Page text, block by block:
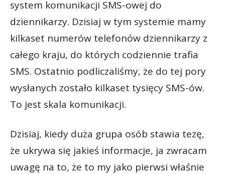
system komunikacji SMS-owej do
dziennikarzy. Dzisiaj w tym systemie mamy
kilkaset numerów telefonów dziennikarzy z
całego kraju, do których codziennie trafia
SMS. Ostatnio podliczaliśmy, że do tej pory
wysłanych zostało kilkaset tysięcy SMS-ów.
To jest skala komunikacji.
Dzisiaj, kiedy duża grupa osób stawia tezę,
że ukrywa się jakieś informacje, ja zwracam
uwagę na to, że to my jako pierwsi właśnie